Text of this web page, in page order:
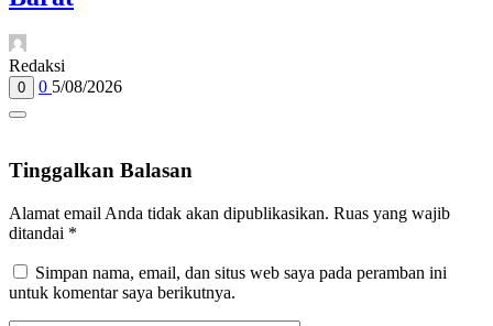
Redaksi
0 0 5/08/2026
Tinggalkan Balasan
Alamat email Anda tidak akan dipublikasikan. Ruas yang wajib
ditandai *
Simpan nama, email, dan situs web saya pada peramban ini
untuk komentar saya berikutnya.